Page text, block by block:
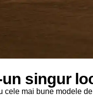
singur
mai bune modele